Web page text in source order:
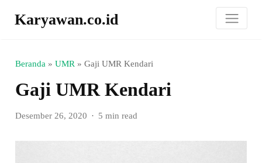
Karyawan.co.id
Beranda »UMR »Gaji UMR Kendari
Gaji UMR Kendari
Desember 26, 2020 5 min read